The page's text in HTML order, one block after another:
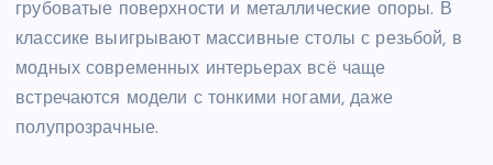
грубоватые поверхности и металлические опоры. В
классике выигрывают массивные столы с резьбой, в
модных современных интерьерах всё чаще
встречаются модели с тонкими ногами, даже
полупрозрачные.